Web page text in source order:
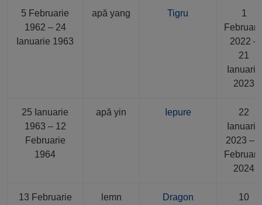
5 Februarie
1962 – 24
Ianuarie 1963
apă yang Tigru
1
2022 –
21
Ianuarie
2023
25 Ianuarie
1963 – 12
Februarie
1964
apă yin Iepure
22
Ianuarie
2023 – 9
2024
13 Februarie
lemn
Dragon
10